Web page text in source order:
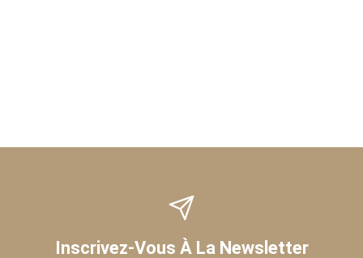
Inscrivez-Vous À La Newsletter